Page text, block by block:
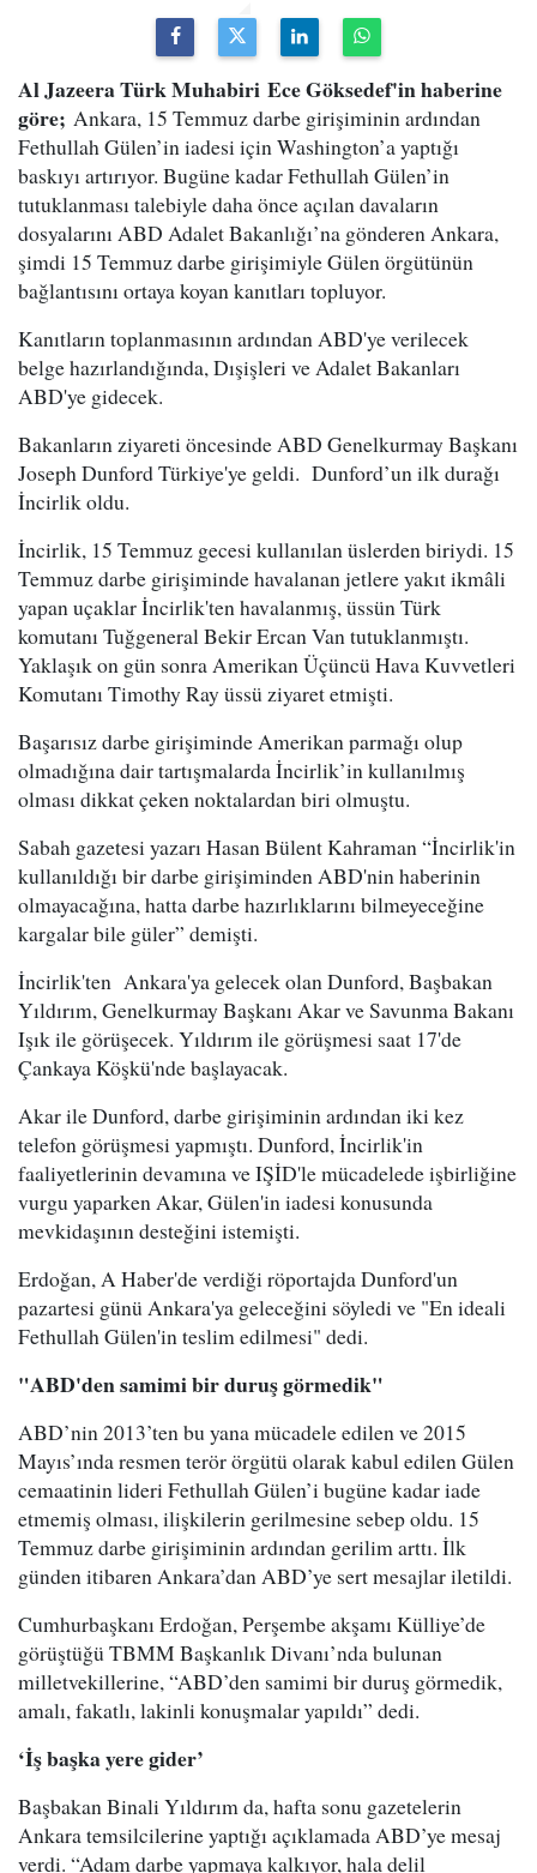
Al Jazeera Türk Muhabiri Ece Göksedef'in haberine
göre; Ankara, 15 Temmuz darbe girişiminin ardından
Fethullah Gülen’in iadesi için Washington’a yaptığı
baskıyı artırıyor. Bugüne kadar Fethullah Gülen’in
tutuklanması talebiyle daha önce açılan davaların
dosyalarını ABD Adalet Bakanlığı’na gönderen Ankara,
şimdi 15 Temmuz darbe girişimiyle Gülen örgütünün
bağlantısını ortaya koyan kanıtları topluyor.
Kanıtların toplanmasının ardından ABD'ye verilecek
belge hazırlandığında, Dışişleri ve Adalet Bakanları
ABD'ye gidecek.
Bakanların ziyareti öncesinde ABD Genelkurmay Başkanı
Joseph Dunford Türkiye'ye geldi. Dunford’un ilk durağı
İncirlik oldu.
İncirlik, 15 Temmuz gecesi kullanılan üslerden biriydi. 15
Temmuz darbe girişiminde havalanan jetlere yakıt ikmâli
yapan uçaklar İncirlik'ten havalanmış, üssün Türk
komutanı Tuğgeneral Bekir Ercan Van tutuklanmıştı.
Yaklaşık on gün sonra Amerikan Üçüncü Hava Kuvvetleri
Komutanı Timothy Ray üssü ziyaret etmişti.
Başarısız darbe girişiminde Amerikan parmağı olup
olmadığına dair tartışmalarda İncirlik’in kullanılmış
olması dikkat çeken noktalardan biri olmuştu.
Sabah gazetesi yazarı Hasan Bülent Kahraman “İncirlik'in
kullanıldığı bir darbe girişiminden ABD'nin haberinin
olmayacağına, hatta darbe hazırlıklarını bilmeyeceğine
kargalar bile güler” demişti.
İncirlik'ten Ankara'ya gelecek olan Dunford, Başbakan
Yıldırım, Genelkurmay Başkanı Akar ve Savunma Bakanı
Işık ile görüşecek. Yıldırım ile görüşmesi saat 17'de
Çankaya Köşkü'nde başlayacak.
Akar ile Dunford, darbe girişiminin ardından iki kez
telefon görüşmesi yapmıştı. Dunford, İncirlik'in
faaliyetlerinin devamına ve IŞİD'le mücadelede işbirliğine
vurgu yaparken Akar, Gülen'in iadesi konusunda
mevkidaşının desteğini istemişti.
Erdoğan, A Haber'de verdiği röportajda Dunford'un
pazartesi günü Ankara'ya geleceğini söyledi ve "En ideali
Fethullah Gülen'in teslim edilmesi" dedi.
"ABD'den samimi bir duruş görmedik"
ABD’nin 2013’ten bu yana mücadele edilen ve 2015
Mayıs’ında resmen terör örgütü olarak kabul edilen Gülen
cemaatinin lideri Fethullah Gülen’i bugüne kadar iade
etmemiş olması, ilişkilerin gerilmesine sebep oldu. 15
Temmuz darbe girişiminin ardından gerilim arttı. İlk
günden itibaren Ankara’dan ABD’ye sert mesajlar iletildi.
Cumhurbaşkanı Erdoğan, Perşembe akşamı Külliye’de
görüştüğü TBMM Başkanlık Divanı’nda bulunan
milletvekillerine, “ABD’den samimi bir duruş görmedik,
amalı, fakatlı, lakinli konuşmalar yapıldı” dedi.
‘İş başka yere gider’
Başbakan Binali Yıldırım da, hafta sonu gazetelerin
Ankara temsilcilerine yaptığı açıklamada ABD’ye mesaj
verdi. “Adam darbe yapmaya kalkıyor, hala delil